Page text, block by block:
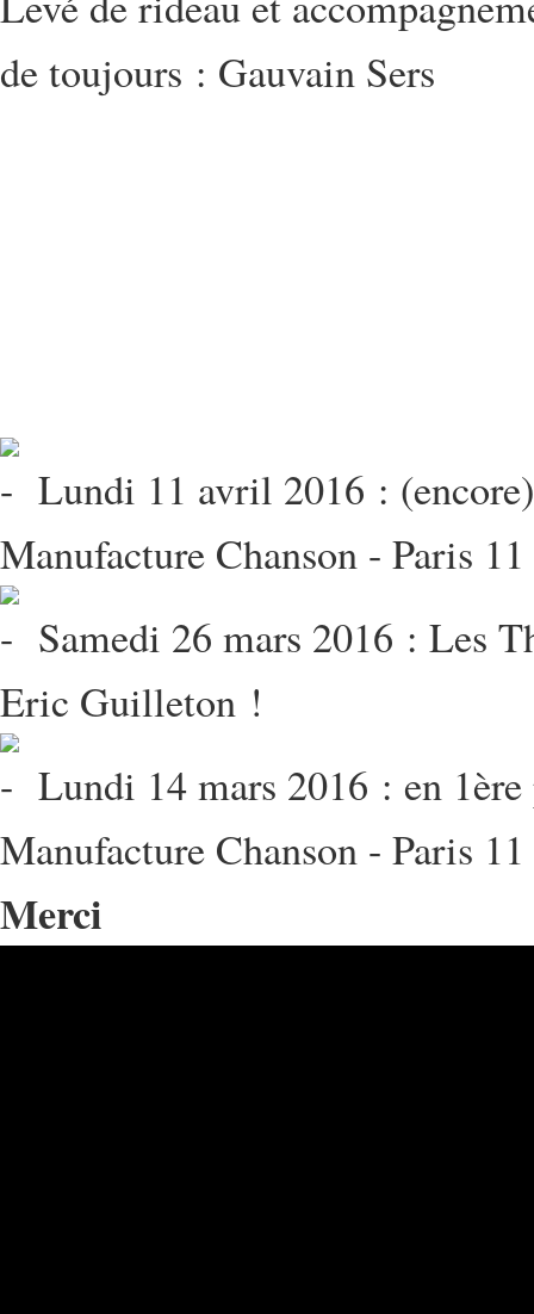
de toujours : Gauvain Sers
Lundi 11 avril 2016 :
Manufacture Chanson - Paris 11
Samedi 26 mars 2016 : Les
Eric Guilleton !
Lundi 14 mars 2016 : en
Manufacture Chanson - Paris 11
Merci